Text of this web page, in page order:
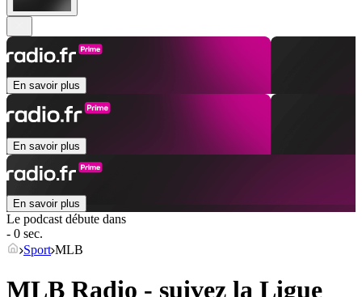
En savoir plus
En savoir plus
En savoir plus
Le podcast débute dans
- 0 sec.
Sport MLB
MLB Radio - suivez la Ligue